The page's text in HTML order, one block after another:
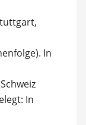
In
In